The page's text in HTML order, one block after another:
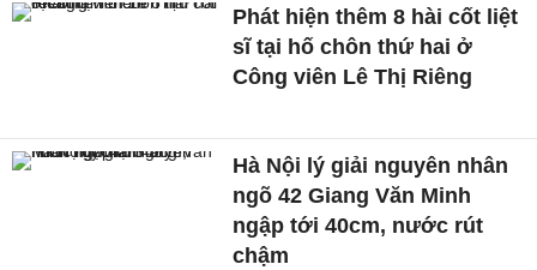
Phát hiện thêm 8 hài cốt liệt
sĩ tại hố chôn thứ hai ở
Công viên Lê Thị Riêng
Hà Nội lý giải nguyên nhân
ngõ 42 Giang Văn Minh
ngập tới 40cm, nước rút
chậm